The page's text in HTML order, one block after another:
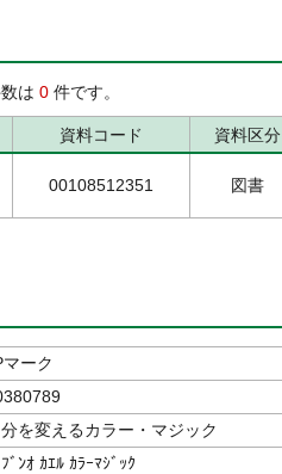
は 0 件です。
資料コード 資料区分
00108512351 図書
マーク
分を変えるカラー・マジック
ﾞﾝｵ ｶｴﾙ ｶﾗｰﾏｼﾞｯｸ